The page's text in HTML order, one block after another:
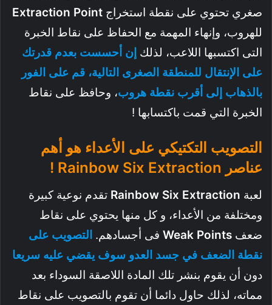
صغري تحتوي على نقطة استخراج
Extraction Point
للهروب، وإنهاء المهمة مع الحفاظ على نقاط الخبرة
التى اكتسبها اللاعب، لذلك إن أحسست بعدم قدرتك
على الإنتقال للمنطقة الصغرى التالية، قم على الفور
بالذهاب إلى أقرب نقطة هروب، وحافظ على نقاط
الخبرة التي قمت باكتسابها !
التصويب التكتيكي على الأعداء هو أهم
عناصر Rainbow Six Extraction !
لعبة Rainbow Six Extraction
تقدم نوعية كبيرة
ومختلفة من الأعداء، و كل منها يحتوي على نقاط
ضعف
Weak Points فى أجسادهم. التصويب على
نقطة الضعف في جسد العدو سوف يقضي عليه سريعا
دون أن يقوم بنشر تلك المادة اللاصقة السوداء بعد
مماته، لذلك حاول دائما أن تقوم بالتصويب على نقاط